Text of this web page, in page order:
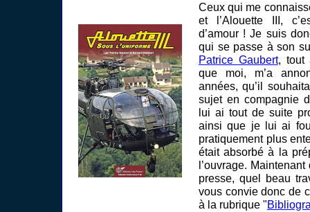
Ceux qui me
et l’Alouette III,
d’amour ! Je suis
qui se passe à son
Patrice Gaubert, tout
que moi, m’a
années, qu’il
sujet en compagnie
lui ai tout de suite
ainsi que je lui ai
pratiquement plus
était absorbé à la
l’ouvrage.
presse, quel beau
vous convie donc de
à la rubrique "